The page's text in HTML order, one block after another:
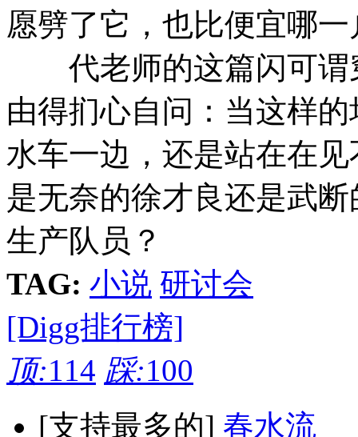
愿劈了它，也比便宜哪
代老师的这篇闪可谓
由得扪心自问：当这样
水车一边，还是站在在
是无奈的徐才良还是武
生产队员？
TAG: 小说 研讨会
[Digg排行榜]
顶:114 踩:100
[支持最多的] 春水流